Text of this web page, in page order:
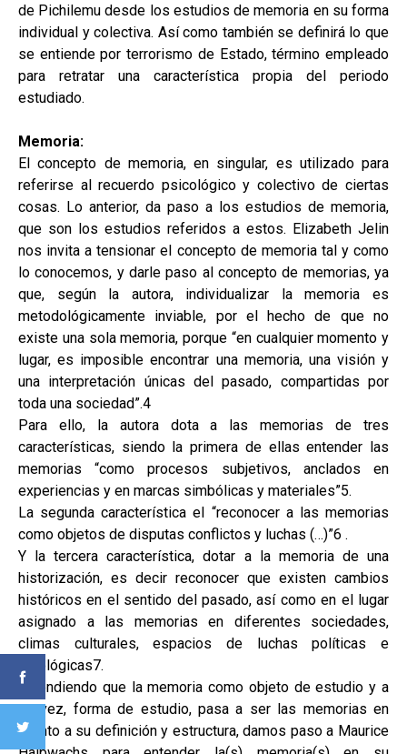
de Pichilemu desde los estudios de memoria en su forma
individual y colectiva. Así como también se definirá lo que
se entiende por terrorismo de Estado, término empleado
para retratar una característica propia del periodo
estudiado.
Memoria:
El concepto de memoria, en singular, es utilizado para
referirse al recuerdo psicológico y colectivo de ciertas
cosas. Lo anterior, da paso a los estudios de memoria,
que son los estudios referidos a estos. Elizabeth Jelin
nos invita a tensionar el concepto de memoria tal y como
lo conocemos, y darle paso al concepto de memorias, ya
que, según la autora, individualizar la memoria es
metodológicamente inviable, por el hecho de que no
existe una sola memoria, porque “en cualquier momento y
lugar, es imposible encontrar una memoria, una visión y
una interpretación únicas del pasado, compartidas por
toda una sociedad”.4
Para ello, la autora dota a las memorias de tres
características, siendo la primera de ellas entender las
memorias “como procesos subjetivos, anclados en
experiencias y en marcas simbólicas y materiales”5.
La segunda característica el “reconocer a las memorias
como objetos de disputas conflictos y luchas (…)”6 .
Y la tercera característica, dotar a la memoria de una
historización, es decir reconocer que existen cambios
históricos en el sentido del pasado, así como en el lugar
asignado a las memorias en diferentes sociedades,
climas culturales, espacios de luchas políticas e
ideológicas7.
Entendiendo que la memoria como objeto de estudio y a
su vez, forma de estudio, pasa a ser las memorias en
cuanto a su definición y estructura, damos paso a Maurice